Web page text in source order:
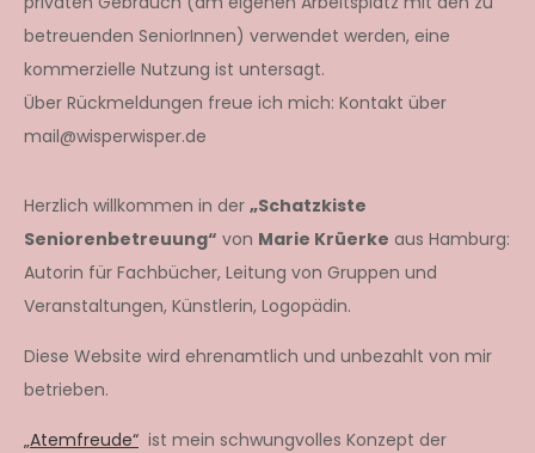
betreuenden SeniorInnen) verwendet werden, eine
kommerzielle Nutzung ist untersagt.
Über Rückmeldungen freue ich mich: Kontakt über
mail@wisperwisper.de
Herzlich willkommen in der „Schatzkiste
Seniorenbetreuung“ von Marie Krüerke aus Hamburg:
Autorin für Fachbücher, Leitung von Gruppen und
Veranstaltungen, Künstlerin, Logopädin.
Diese Website wird ehrenamtlich und unbezahlt von mir
betrieben.
„Atemfreude“ ist mein schwungvolles Konzept der